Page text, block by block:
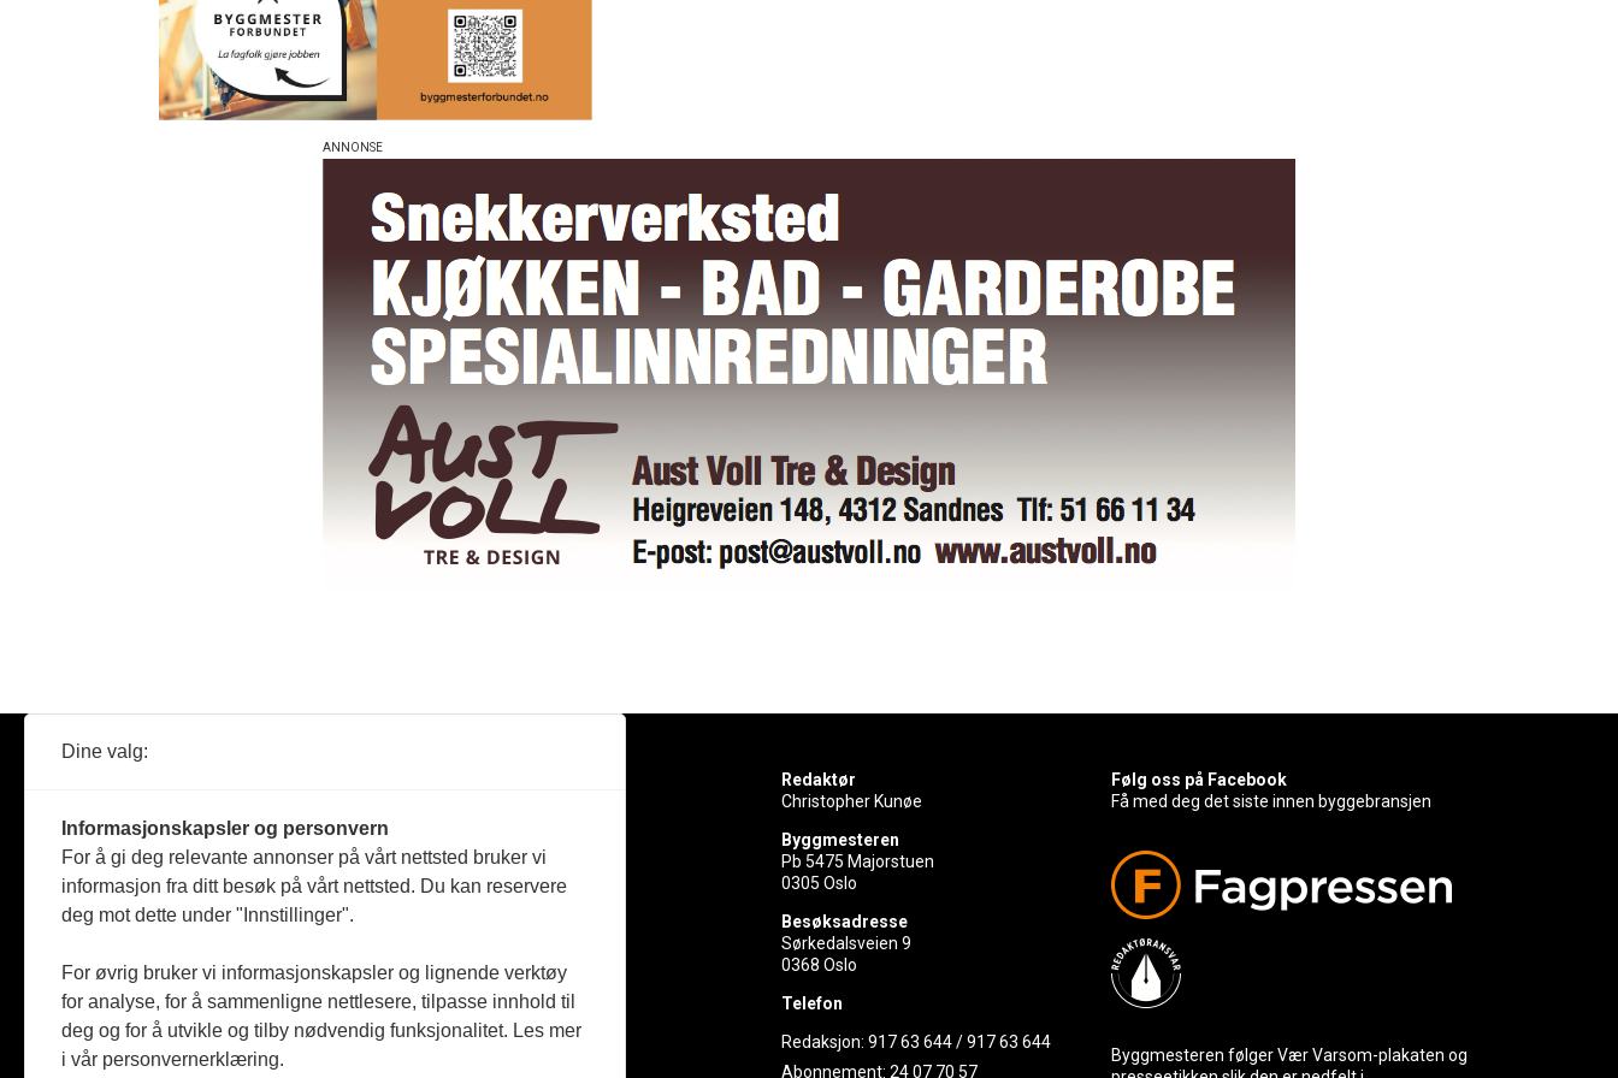
Reportasje
Produkter
Jobbmarked
Redaktør
Christopher Kunøe
Byggmesteren
Pb 5475 Majorstuen
0305 Oslo
Besøksadresse
Sørkedalsveien 9
0368 Oslo
Telefon
Redaksjon:917 63 644/917 63 644
Abonnement:24 07 70 57
Følg oss på Facebook
Få med deg det siste innen byggebransjen
Byggmesteren følger Vær Varsom-plakaten og
Dine valg:
Informasjonskapsler og personvern
For å gi deg relevante annonser på vårt nettsted bruker vi
informasjon fra ditt besøk på vårt nettsted. Du kan reservere
deg mot dette under "Innstillinger".
For øvrig bruker vi informasjonskapsler og lignende verktøy
for analyse, for å sammenligne nettlesere, tilpasse innhold til
deg og for å utvikle og tilby nødvendig funksjonalitet. Les mer
i vår personvernerklæring.